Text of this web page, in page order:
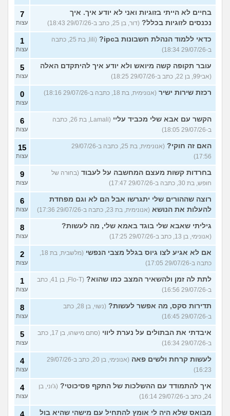
בחיים לא הייתי בזוגיות ואני לא יודע איך. איך
נכנסים לזוגיות בכלל? (דור, בן 25, כתב ב-29/07/26 18:43)
7
עצות
כדאי ללמוד הנהלת חשבונות בipc?
(lili, בת 25, כתבה
ב-29/07/26 18:34)
1
עצות
עובר תקופה קשה מיואש ולא יודע איך להיתקדם האלה
(אבי99, בן 22, כתב ב-29/07/26 18:25)
5
עצות
רכזת שירות ישיר (אנונימית, בת 18, כתבה ב-29/07/26 18:16) 0
עצות
הקשר עם אבא שלי מכביד עליי
(Lamali, בת 26, כתבה
ב-29/07/26 18:05)
6
עצות
האם זה חוקי?
(אנונימית, בת 25, כתבה ב-29/07/26
17:56)
15
עצות
בחרדות קשות מעצם המחשבה על לעבוד (בחורה של
חופש, בת 30, כתבה ב-29/07/26 17:47)
9
עצות
רוצה שההורים שלי יתגרשו אבל הם לא וגם מפחדת
להעלות את הנושא (אנונימית, בת 23, כתבה ב-29/07/26 17:36)
6
עצות
גיליתי שאבא שלי בוגד באמא שלי, מה לעשות?
(אנונימי, בן 13, כתב ב-29/07/26 17:25)
8
עצות
אם לא אגיע לצו גיוס בגלל מצבי הנפשי
(מלשבית, בת 18,
כתבה ב-29/07/26 17:05)
2
עצות
לתת לה זמן ולהשאיר המצב כמו שהוא?
(Flo-T, בן 41, כתב
ב-29/07/26 16:56)
1
עצות
תדירות סקס, מה אפשר לעשות?
(נשוי, בן 28, כתב
ב-29/07/26 16:45)
8
עצות
איבדתי את הבתולים על נערת ליווי
(סתם מישהו, בן 17, כתב
ב-29/07/26 16:34)
5
עצות
לעשות קרחת ולשים פאה
(אנונימי, בן 20, כתב ב-29/07/26
16:23)
4
עצות
איך להתמודד עם ההשלכות של התקף פסיכוטי? (ג'וני, בן
24, כתב ב-29/07/26 16:14)
4
עצות
מבואס שלא היה לי אומץ להתחיל עם מישהי שהיא בול